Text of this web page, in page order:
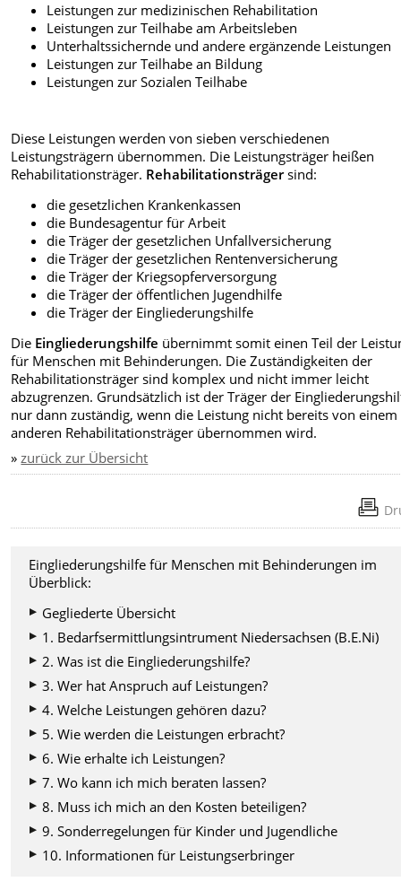
Leistungen zur medizinischen Rehabilitation
Leistungen zur Teilhabe am Arbeitsleben
Unterhaltssichernde und andere ergänzende Leistungen
Leistungen zur Teilhabe an Bildung
Leistungen zur Sozialen Teilhabe
Diese Leistungen werden von sieben verschiedenen
Leistungsträgern übernommen. Die Leistungsträger heißen
Rehabilitationsträger. Rehabilitationsträgersind:
die gesetzlichen Krankenkassen
die Bundesagentur für Arbeit
die Träger der gesetzlichen Unfallversicherung
die Träger der gesetzlichen Rentenversicherung
die Träger der Kriegsopferversorgung
die Träger der öffentlichen Jugendhilfe
die Träger der Eingliederungshilfe
Die Eingliederungshilfe übernimmt somit einen Teil der
für Menschen mit Behinderungen. Die Zuständigkeiten der
Rehabilitationsträger sind komplex und nicht immer leicht
abzugrenzen. Grundsätzlich ist der Träger der
nur dann zuständig, wenn die Leistung nicht bereits von einem
anderen Rehabilitationsträger übernommen wird.
»zurück zur Übersicht
Eingliederungshilfe für Menschen mit Behinderungen im
Überblick:
Gegliederte Übersicht
1. Bedarfsermittlungsintrument Niedersachsen (B.E.Ni)
2. Was ist die Eingliederungshilfe?
3. Wer hat Anspruch auf Leistungen?
4. Welche Leistungen gehören dazu?
5. Wie werden die Leistungen erbracht?
6. Wie erhalte ich Leistungen?
7. Wo kann ich mich beraten lassen?
8. Muss ich mich an den Kosten beteiligen?
9. Sonderregelungen für Kinder und Jugendliche
10. Informationen für Leistungserbringer